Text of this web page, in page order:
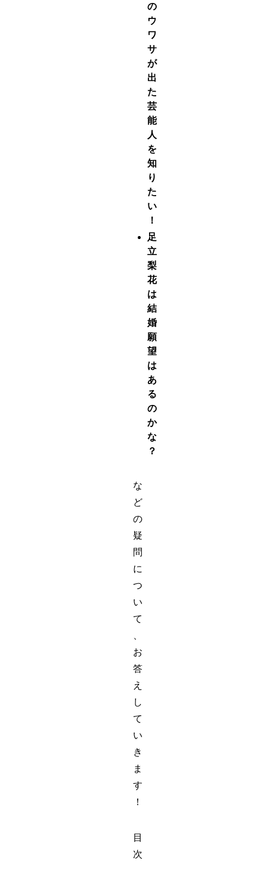
の
ウ
ワ
サ
が
出
た
芸
能
人
を
知
り
た
い
！
足
立
梨
花
は
結
婚
願
望
は
あ
る
の
か
な
？
な
ど
の
疑
問
に
つ
い
て
お
答
え
し
て
い
き
ま
す
！
目
次